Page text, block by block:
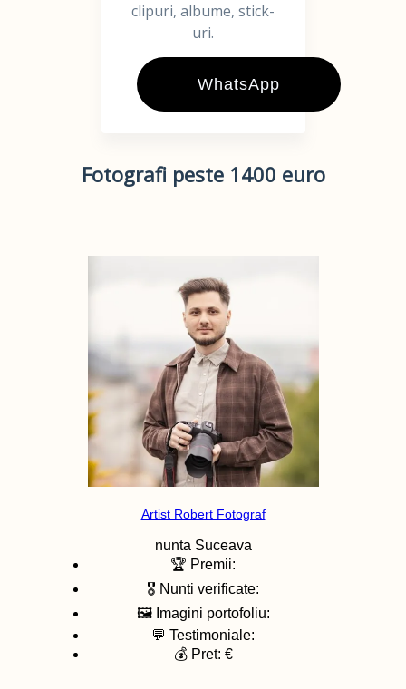
clipuri, albume, stick-
uri.
WhatsApp
Fotografi peste 1400 euro
Artist Robert Fotograf
nunta Suceava
🏆 Premii:
🎖️ Nunti verificate:
🖼️ Imagini portofoliu:
💬 Testimoniale:
💰 Pret: €